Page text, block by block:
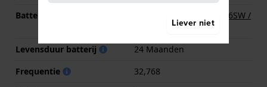
Batterij
Renata R377 377 / SR626SW /
SG4 Batterij
Levensduur batterij
24 Maanden
Frequentie
32,768
Liever niet